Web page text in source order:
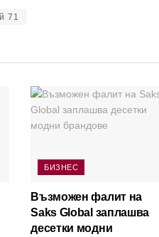
71
БИЗНЕС
Възможен фалит на
Saks Global заплашва
десетки модни